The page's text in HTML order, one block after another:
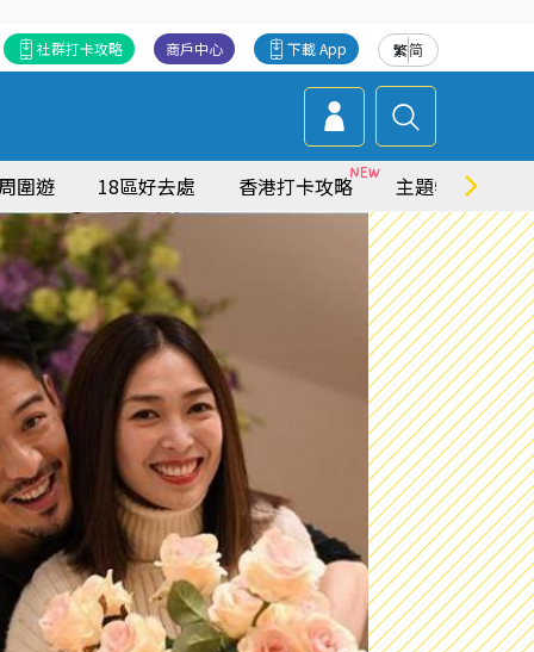
繁简
下載 App
商戶中心
社群打卡攻略
圍遊 18區好去處 香港打卡攻略 主題特集